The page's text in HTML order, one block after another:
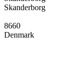
Skanderborg
8660
Denmark